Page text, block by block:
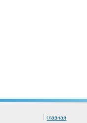
главная